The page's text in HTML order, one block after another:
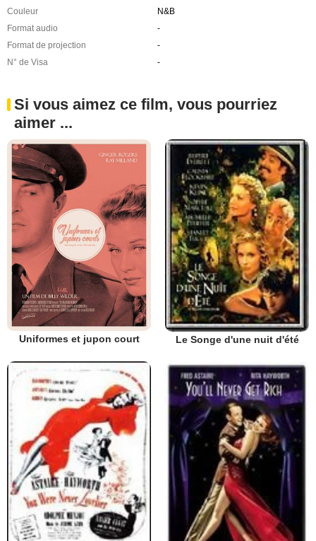
Couleur
N&B
Format audio
-
Format de projection
-
N° de Visa
-
Si vous aimez ce film, vous pourriez
aimer ...
Uniformes et jupon court Le Songe d'une nuit d'été